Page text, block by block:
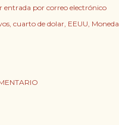
entrada por correo electrónico
cuarto de dolar EEUU Moneda